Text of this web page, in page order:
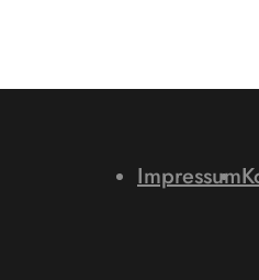
Impressum